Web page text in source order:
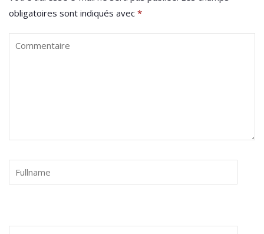
obligatoires sont indiqués avec *